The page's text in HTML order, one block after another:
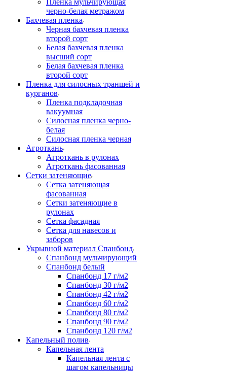
Пленка мульчирующая
черно-белая метражом
Бахчевая пленка
Черная бахчевая пленка
второй сорт
Белая бахчевая пленка
высший сорт
Белая бахчевая пленка
второй сорт
Пленка для силосных траншей и
курганов
Пленка подкладочная
вакуумная
Силосная пленка черно-
белая
Силосная пленка черная
Агроткань
Агроткань в рулонах
Агроткань фасованная
Сетки затеняющие
Сетка затеняющая
фасованная
Сетки затеняющие в
рулонах
Сетка фасадная
Сетка для навесов и
заборов
Укрывной материал Спанбонд
Спанбонд мульчирующий
Спанбонд белый
Спанбонд 17 г/м2
Спанбонд 30 г/м2
Спанбонд 42 г/м2
Спанбонд 60 г/м2
Спанбонд 80 г/м2
Спанбонд 90 г/м2
Спанбонд 120 г/м2
Капельный полив
Капельная лента
Капельная лента с
шагом капельницы